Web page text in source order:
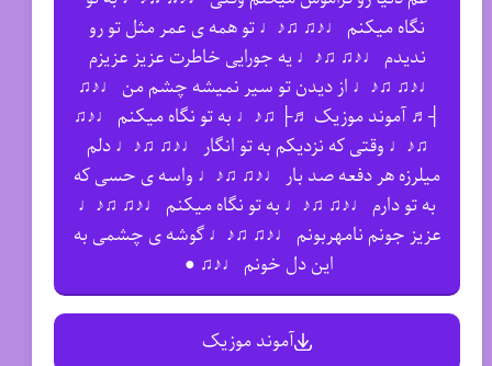
نگاه میکنم ♩♪♫ ♫♪♩ تو همه ی عمر مثل تو رو
ندیدم ♩♪♫ ♫♪♩ یه جورایی خاطرت عزیز عزیزم
♩♪♫ ♫♪♩ از دیدن تو سیر نمیشه چشم من ♩♪♫
┤♬ آموند موزیک ♬├ ♫♪♩ به تو نگاه میکنم ♩♪♫
♫♪♩ وقتی که نزدیکم به تو انگار ♩♪♫ ♫♪♩ دلم
میلرزه هر دفعه صد بار ♩♪♫ ♫♪♩ واسه ی حسی که
به تو دارم ♩♪♫ ♫♪♩ به تو نگاه میکنم ♩♪♫ ♫♪♩
عزیز جونم نامهربونم ♩♪♫ ♫♪♩ گوشه ی چشمی به
این دل خونم ♩♪♫ ●
آموند موزیک